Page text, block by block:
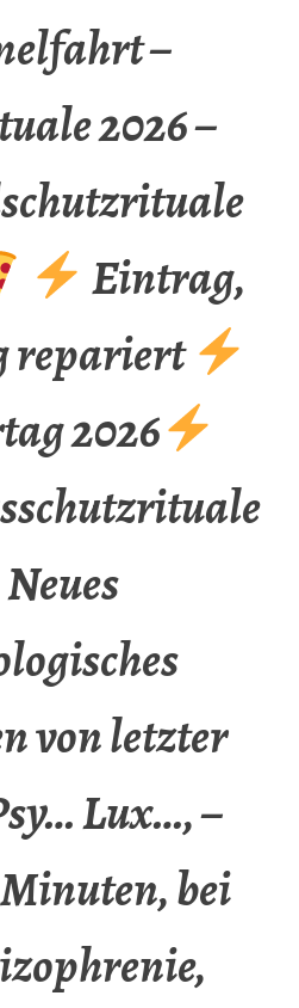
–
2026 –
Eintrag,
repariert
2026
Neues
von letzter
Lux…, –
bei